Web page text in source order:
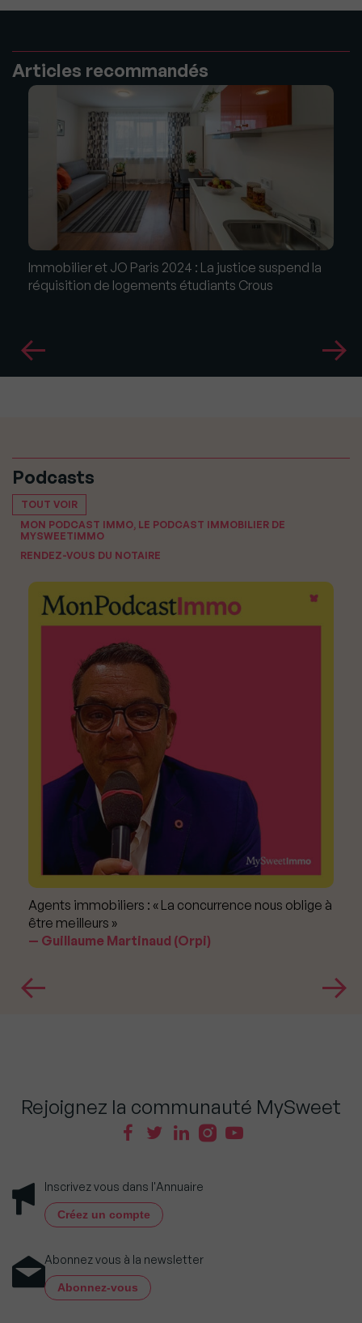
Articles recommandés
Immobilier et JO Paris 2024 : La justice suspend la
réquisition de logements étudiants Crous
Podcasts
TOUT VOIR
MON PODCAST IMMO, LE PODCAST IMMOBILIER DE
MYSWEETIMMO
RENDEZ-VOUS DU NOTAIRE
Agents immobiliers : « La concurrence nous oblige à
être meilleurs »
Guillaume Martinaud (Orpi)
Rejoignez la communauté MySweet
Inscrivez vous dans l'Annuaire
Créez un compte
Abonnez vous à la newsletter
Abonnez-vous